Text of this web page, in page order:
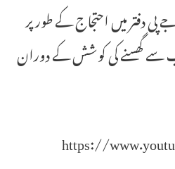
پی دفتر میں احتجاج کے طور پر
سے گھسنے کی کوشش کے دوران
https://